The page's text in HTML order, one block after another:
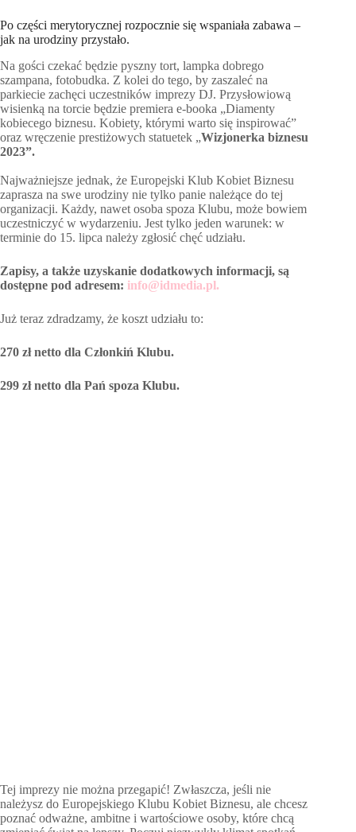
Po części merytorycznej rozpocznie się wspaniała zabawa –
jak na urodziny przystało.
Na gości czekać będzie pyszny tort, lampka dobrego
szampana, fotobudka. Z kolei do tego, by zaszaleć na
parkiecie zachęci uczestników imprezy DJ. Przysłowiową
wisienką na torcie będzie premiera e-booka „Diamenty
kobiecego biznesu. Kobiety, którymi warto się inspirować”
oraz wręczenie prestiżowych statuetek „Wizjonerka biznesu
2023”.
Najważniejsze jednak, że Europejski Klub Kobiet Biznesu
zaprasza na swe urodziny nie tylko panie należące do tej
organizacji. Każdy, nawet osoba spoza Klubu, może bowiem
uczestniczyć w wydarzeniu. Jest tylko jeden warunek: w
terminie do 15. lipca należy zgłosić chęć udziału.
Zapisy, a także uzyskanie dodatkowych informacji, są
dostępne pod adresem: info@idmedia.pl.
Już teraz zdradzamy, że koszt udziału to:
270 zł netto dla Członkiń Klubu.
299 zł netto dla Pań spoza Klubu.
Tej imprezy nie można przegapić! Zwłaszcza, jeśli nie
należysz do Europejskiego Klubu Kobiet Biznesu, ale chcesz
poznać odważne, ambitne i wartościowe osoby, które chcą